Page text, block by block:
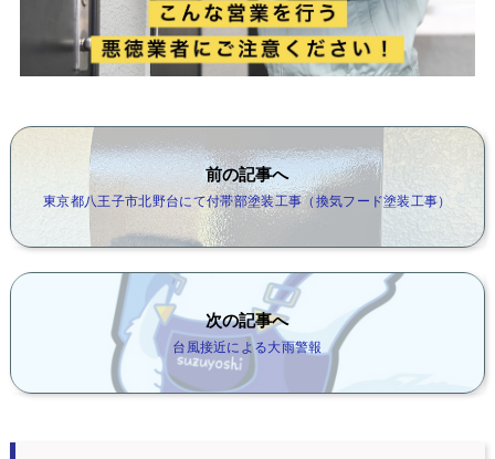
前の記事へ
東京都八王子市北野台にて付帯部塗装工事（換気フード塗装工事）
次の記事へ
台風接近による大雨警報